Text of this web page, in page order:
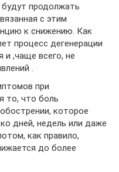
продолжать
с этим
к снижению. Как
процесс дегенерации
и ,чаще всего, не
.
при
то, что боль
которое
дней, недель или даже
как правило,
до более